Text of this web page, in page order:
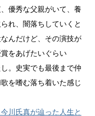
優秀な父親がいて、養
れ、闇落ちしていくと
んだけど、その演技が
をあげたいぐらい
。史実でも最後まで仲
を嗜む落ち着いた感じ
川氏真が辿った人生と